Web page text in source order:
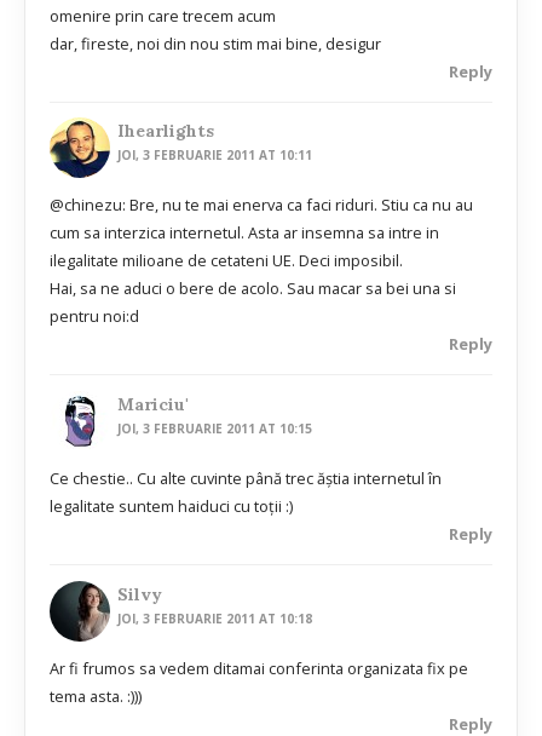
omenire prin care trecem acum
dar, fireste, noi din nou stim mai bine, desigur
Reply
Ihearlights
JOI, 3 FEBRUARIE 2011 AT 10:11
@chinezu: Bre, nu te mai enerva ca faci riduri. Stiu ca nu au
cum sa interzica internetul. Asta ar insemna sa intre in
ilegalitate milioane de cetateni UE. Deci imposibil.
Hai, sa ne aduci o bere de acolo. Sau macar sa bei una si
pentru noi:d
Reply
Mariciu'
JOI, 3 FEBRUARIE 2011 AT 10:15
Ce chestie.. Cu alte cuvinte până trec ăştia internetul în
legalitate suntem haiduci cu toţii :)
Reply
Silvy
JOI, 3 FEBRUARIE 2011 AT 10:18
Ar fi frumos sa vedem ditamai conferinta organizata fix pe
tema asta. :)))
Reply